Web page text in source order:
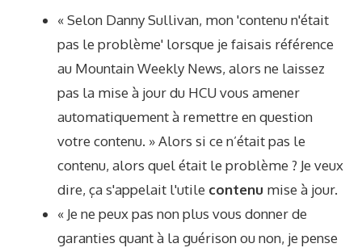
« Selon Danny Sullivan, mon 'contenu n'était
pas le problème' lorsque je faisais référence
au Mountain Weekly News, alors ne laissez
pas la mise à jour du HCU vous amener
automatiquement à remettre en question
votre contenu. » Alors si ce n’était pas le
contenu, alors quel était le problème ? Je veux
dire, ça s'appelait l'utile contenu mise à jour.
« Je ne peux pas non plus vous donner de
garanties quant à la guérison ou non, je pense